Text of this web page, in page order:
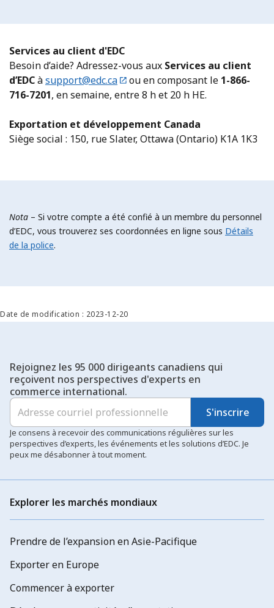
Services au client d'EDC
Besoin d’aide? Adressez-vous aux Services au client
d’EDCàsupport@edc.ca ou en composant le 1-866-
716-7201, en semaine, entre 8 h et 20 h HE.
Exportation et développement Canada
Siège social : 150, rue Slater, Ottawa (Ontario) K1A 1K3​
Nota – Si votre compte a été confié à un membre du personnel
d’EDC, vous trouverez ses coordonnées en ligne sous Détails
de la police.
Date de modification : 2023-12-20
Rejoignez les 95 000 dirigeants canadiens qui
reçoivent nos perspectives d'experts en
commerce international.
S'inscrire
Je consens à recevoir des communications régulières sur les
perspectives d’experts, les événements et les solutions d’EDC. Je
peux me désabonner à tout moment.
Explorer les marchés mondiaux
Prendre de l’expansion en Asie-Pacifique
Exporter en Europe
Commencer à exporter